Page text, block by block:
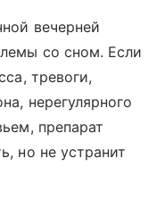
вечерней
со сном. Если
тревоги,
нерегулярного
препарат
но не устранит